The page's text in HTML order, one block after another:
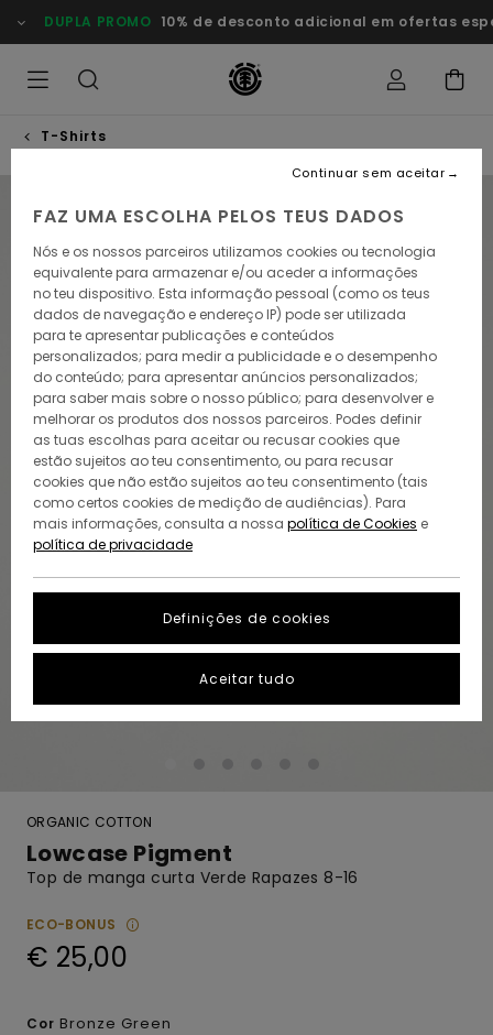
para
a
DUPLA PROMO 10% de desconto adicional em ofertas
T-Shirts
ORGANIC COTTON
Lowcase Pigment
Top de manga curta Verde Rapazes 8-16
ECO-BONUS
€ 25,00
Cor Bronze Green
FAZ UMA ESCOLHA PELOS TEUS DADOS
Nós e os nossos parceiros utilizamos cookies ou tecnologia
equivalente para armazenar e/ou aceder a informações
no teu dispositivo. Esta informação pessoal (como os teus
dados de navegação e endereço IP) pode ser utilizada
para te apresentar publicações e conteúdos
personalizados; para medir a publicidade e o desempenho
do conteúdo; para apresentar anúncios personalizados;
para saber mais sobre o nosso público; para desenvolver e
melhorar os produtos dos nossos parceiros. Podes definir
as tuas escolhas para aceitar ou recusar cookies que
estão sujeitos ao teu consentimento, ou para recusar
cookies que não estão sujeitos ao teu consentimento (tais
como certos cookies de medição de audiências). Para
mais informações, consulta a nossa política de Cookies e
política de privacidade
Definições de cookies
Continuar sem aceitar
Aceitar tudo